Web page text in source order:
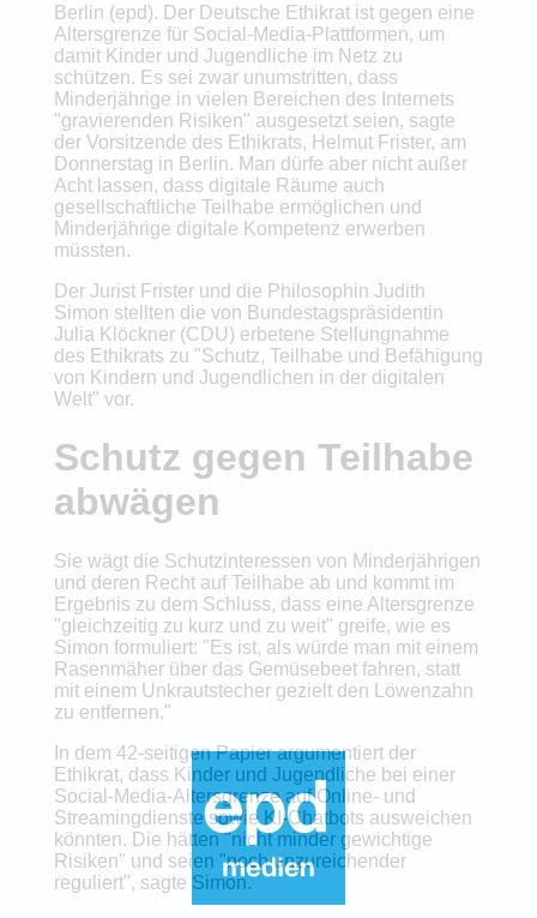
Berlin (epd). Der Deutsche Ethikrat ist gegen eine
Altersgrenze für Social-Media-Plattformen, um
damit Kinder und Jugendliche im Netz zu
schützen. Es sei zwar unumstritten, dass
Minderjährige in vielen Bereichen des Internets
"gravierenden Risiken" ausgesetzt seien, sagte
der Vorsitzende des Ethikrats, Helmut Frister, am
Donnerstag in Berlin. Man dürfe aber nicht außer
Acht lassen, dass digitale Räume auch
gesellschaftliche Teilhabe ermöglichen und
Minderjährige digitale Kompetenz erwerben
müssten.
Der Jurist Frister und die Philosophin Judith
Simon stellten die von Bundestagspräsidentin
Julia Klöckner (CDU) erbetene Stellungnahme
des Ethikrats zu "Schutz, Teilhabe und Befähigung
von Kindern und Jugendlichen in der digitalen
Welt" vor.
Schutz gegen Teilhabe
abwägen
Sie wägt die Schutzinteressen von Minderjährigen
und deren Recht auf Teilhabe ab und kommt im
Ergebnis zu dem Schluss, dass eine Altersgrenze
"gleichzeitig zu kurz und zu weit" greife, wie es
Simon formuliert: "Es ist, als würde man mit einem
Rasenmäher über das Gemüsebeet fahren, statt
mit einem Unkrautstecher gezielt den Löwenzahn
zu entfernen."
In dem 42-seitigen Papier argumentiert der
Ethikrat, dass Kinder und Jugendliche bei einer
Social-Media-Altersgrenze auf Online- und
Streamingdienste sowie KI-Chatbots ausweichen
könnten. Die hätten "nicht minder gewichtige
Risiken" und seien "noch unzureichender
reguliert", sagte Simon.